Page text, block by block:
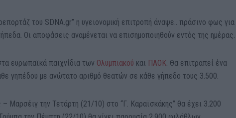
του SDNA.gr” η υγειονομική επιτροπή άναψε.. πράσινο φως για
Οι αποφάσεις αναμένεται να επισημοποιηθούν εντός της ημέρας.
ευρωπαϊκά παιχνίδια των Ολυμπιακού και ΠΑΟΚ. Θα επιτραπεί ένα
γηπέδου με ανώτατο αριθμό θεατών σε κάθε γήπεδο τους 3.500.
– Μαρσέιγ την Τετάρτη (21/10) στο “Γ. Καραϊσκάκης” θα έχει 3.200